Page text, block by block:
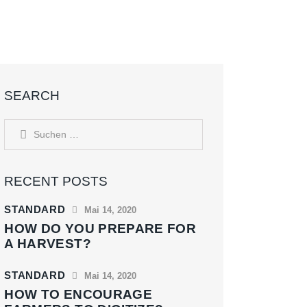
SEARCH
RECENT POSTS
STANDARD Mai 14, 2020
HOW DO YOU PREPARE FOR
A HARVEST?
STANDARD Mai 14, 2020
HOW TO ENCOURAGE